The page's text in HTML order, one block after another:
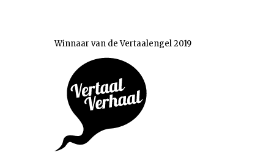
Winnaar van de Vertaalengel 2019